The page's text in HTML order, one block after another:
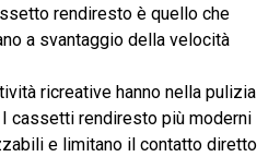
rendiresto è quello che
a svantaggio della velocità
ricreative hanno nella pulizia
cassetti rendiresto più moderni
e limitano il contatto diretto